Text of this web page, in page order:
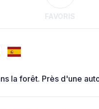
FAVORIS
la forêt. Près d'une